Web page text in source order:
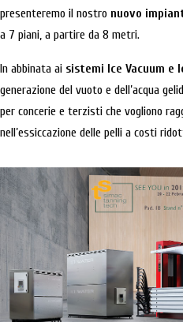
presenteremo il nostro nuovo
a 7 piani, a partire da 8 metri.
In abbinata ai sistemi Ice Vacuum e
generazione del vuoto e dell’acqua
per concerie e terzisti che vogliono
nell’essiccazione delle pelli a costi